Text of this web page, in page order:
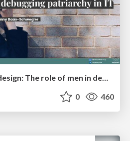
Effective software design: The role of men in debugging patriarchy in IT @ Voxxed Days AMS
0 460